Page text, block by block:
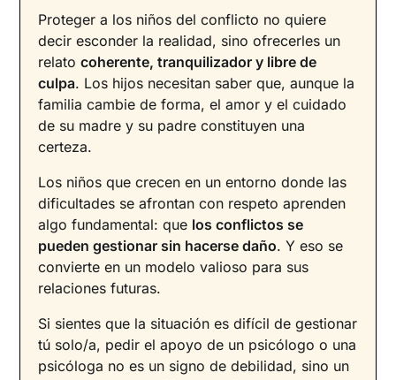
Proteger a los niños del conflicto no quiere
decir esconder la realidad, sino ofrecerles un
relatocoherente, tranquilizador y libre de
culpa. Los hijos necesitan saber que, aunque la
familia cambie de forma, el amor y el cuidado
de su madre y su padre constituyen una
certeza.
Los niños que crecen en un entorno donde las
dificultades se afrontan con respeto aprenden
algo fundamental: que los conflictos se
pueden gestionar sin hacerse daño. Y eso se
convierte en un modelo valioso para sus
relaciones futuras.
Si sientes que la situación es difícil de gestionar
tú solo/a, pedir el apoyo de un psicólogo o una
psicóloga no es un signo de debilidad, sino un